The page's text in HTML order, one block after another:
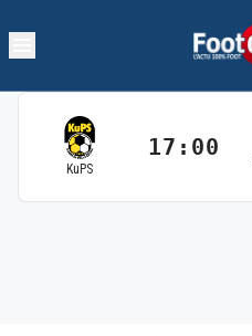
KuPS
17:00